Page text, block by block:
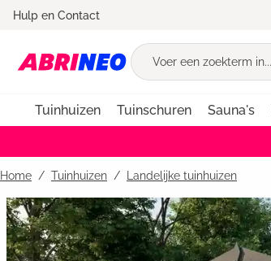
Ga naar de hoofdnavigatie
Hulp en Contact
Tuinhuizen Tuinschuren Sauna's
Home Tuinhuizen / Landelijke tuinhuizen
Bildergalerie überspringen